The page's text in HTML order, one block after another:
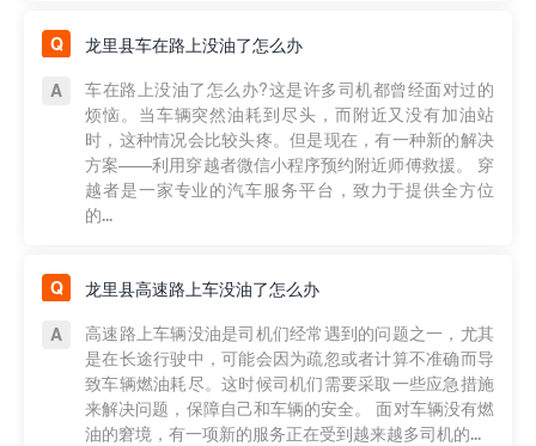
龙里县车在路上没油了怎么办
车在路上没油了怎么办?这是许多司机都曾经面对过的
烦恼。当车辆突然油耗到尽头，而附近又没有加油站
时，这种情况会比较头疼。但是现在，有一种新的解决
方案——利用穿越者微信小程序预约附近师傅救援。 穿
越者是一家专业的汽车服务平台，致力于提供全方位
的...
龙里县高速路上车没油了怎么办
高速路上车辆没油是司机们经常遇到的问题之一，尤其
是在长途行驶中，可能会因为疏忽或者计算不准确而导
致车辆燃油耗尽。这时候司机们需要采取一些应急措施
来解决问题，保障自己和车辆的安全。 面对车辆没有燃
油的窘境，有一项新的服务正在受到越来越多司机的...